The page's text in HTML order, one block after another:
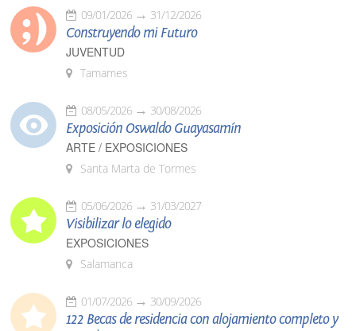
09/01/2026 31/12/2026
Construyendo mi Futuro
JUVENTUD
Tamames
08/05/2026 30/08/2026
Exposición Oswaldo Guayasamín
ARTE / EXPOSICIONES
Santa Marta de Tormes
05/06/2026 31/03/2027
Visibilizar lo elegido
EXPOSICIONES
Salamanca
01/07/2026 30/09/2026
122 Becas de residencia con alojamiento completo y